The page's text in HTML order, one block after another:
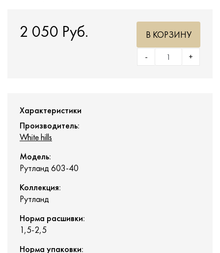
2 050 Руб.
+
-
В КОРЗИНУ
Характеристики
Производитель:
White hills
Модель:
Рутланд 603-40
Коллекция:
Рутланд
Норма расшивки:
1,5-2,5
Норма упаковки: